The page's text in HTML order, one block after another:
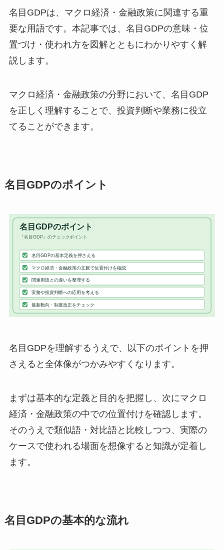
名目GDPは、マクロ経済・金融政策に関連する重
要な用語です。本記事では、名目GDPの意味・位
置づけ・使われ方を図解とともにわかりやすく解
説します。
マクロ経済・金融政策の分野において、名目GDP
を正しく理解することで、投資判断や業務に役立
てることができます。
名目GDPのポイント
名目GDPを理解するうえで、以下のポイントを押
さえると全体像がつかみやすくなります。
まずは基本的な定義と目的を把握し、次にマクロ
経済・金融政策の中での位置付けを確認します。
そのうえで類似語・対比語と比較しつつ、実際の
ケースで使われる場面を想像すると知識が定着し
ます。
名目GDPの基本的な流れ